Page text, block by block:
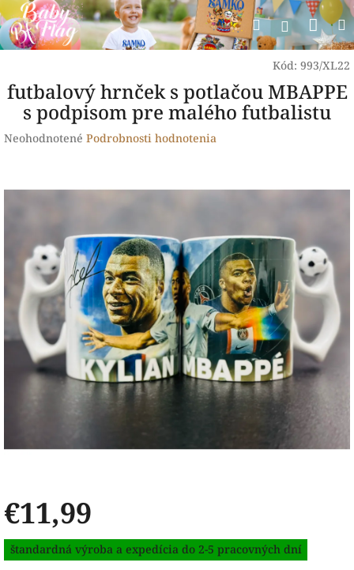
Prejsť
na
obsah
Hľadať
Kód: 993/XL22
futbalový hrnček s potlačou MBAPPE
s podpisom pre malého futbalistu
Priemerné
hviezdičiek.
Neohodnotené Podrobnosti hodnotenia
€11,99
Jednotková
cena:
štandardná výroba a expedícia do 2-5 pracovných dní